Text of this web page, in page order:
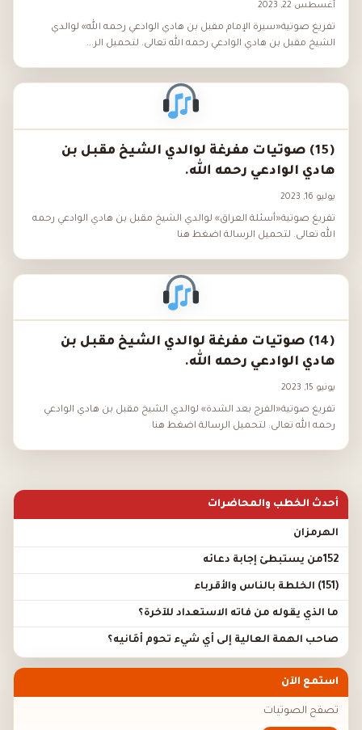
أغسطس 22, 2023
تفريغ صوتية«سيرة الإمام مقبل بن هادي الوادعي رحمه الله» لوالدي
الشيخ مقبل بن هادي الوادعي رحمه الله تعالى. لتحميل الر...
(15) صوتيات مفرغة لوالدي الشيخ مقبل بن
هادي الوادعي رحمه الله.
يوليو 16, 2023
تفريغ صوتية«أسئلة العراق» لوالدي الشيخ مقبل بن هادي الوادعي رحمه
الله تعالى. لتحميل الرسالة اضغط هنا
(14) صوتيات مفرغة لوالدي الشيخ مقبل بن
هادي الوادعي رحمه الله.
يونيو 15, 2023
تفريغ صوتية«الفرج بعد الشدة» لوالدي الشيخ مقبل بن هادي الوادعي
رحمه الله تعالى. لتحميل الرسالة اضغط هنا
أحدث الخطب والمحاضرات
الهرمزان
152من يستبطئ إجابة دعائه
(151) الخلطة بالناس والأقرباء
ما الذي يقوله من فاته الاستعداد للآخرة؟
صاحب الهمة العالية إلى أي شيء تحوم أَمَانيه؟
استمع الآن
تصفح الصوتيات